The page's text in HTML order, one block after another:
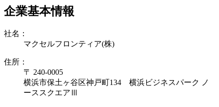
企業基本情報
社名：
マクセルフロンティア(株)
住所：
〒 240-0005
横浜市保土ヶ谷区神戸町134 横浜ビジネスパーク ノ
ーススクエアⅢ